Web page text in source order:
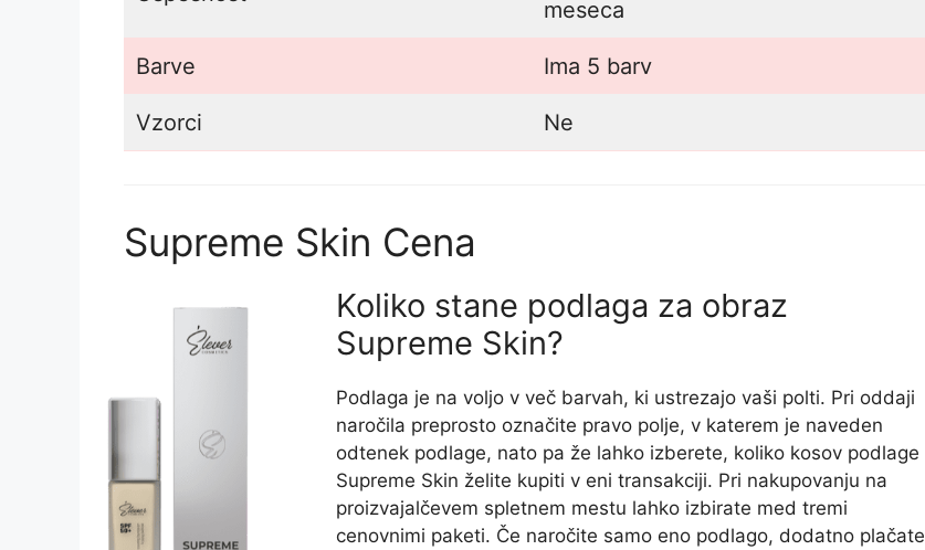
meseca
Barve Ima 5 barv
Vzorci Ne
Supreme Skin Cena
Koliko stane podlaga za obraz
Supreme Skin?
Podlaga je na voljo v več barvah, ki ustrezajo vaši polti. Pri oddaji
naročila preprosto označite pravo polje, v katerem je naveden
odtenek podlage, nato pa že lahko izberete, koliko kosov podlage
Supreme Skin želite kupiti v eni transakciji. Pri nakupovanju na
proizvajalčevem spletnem mestu lahko izbirate med tremi
cenovnimi paketi. Če naročite samo eno podlago, dodatno plačate